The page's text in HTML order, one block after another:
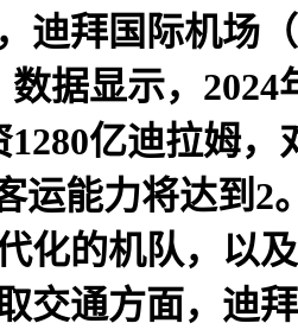
迪拜国际机场
据显示，2024
亿迪拉姆，
运能力将达到2
化的机队，以
交通方面，迪